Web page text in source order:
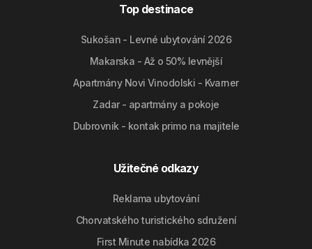
Top destinace
Sukošan - Levné ubytování 2026
Makarska - Až o 50% levnější
Apartmány Novi Vinodolski - Kvarner
Zadar - apartmány a pokoje
Dubrovnik - kontak primo na majitele
Užitečné odkazy
Reklama ubytování
Chorvatského turistického sdružení
First Minute nabídka 2026